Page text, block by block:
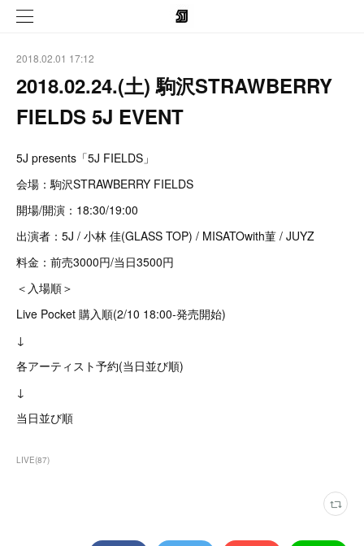
2018.02.01 17:12
2018.02.24.(土) 駒沢STRAWBERRY
FIELDS 5J EVENT
5J presents「5J FIELDS」
会場：駒沢STRAWBERRY FIELDS
開場/開演：18:30/19:00
出演者：5J / 小林 佳(GLASS TOP) / MISATOwith菫 / JUYZ
料金：前売3000円/当日3500円
＜入場順＞
Live Pocket 購入順(2/10 18:00-発売開始)
↓
各アーティスト予約(当日並び順)
↓
当日並び順
LIVE(87)